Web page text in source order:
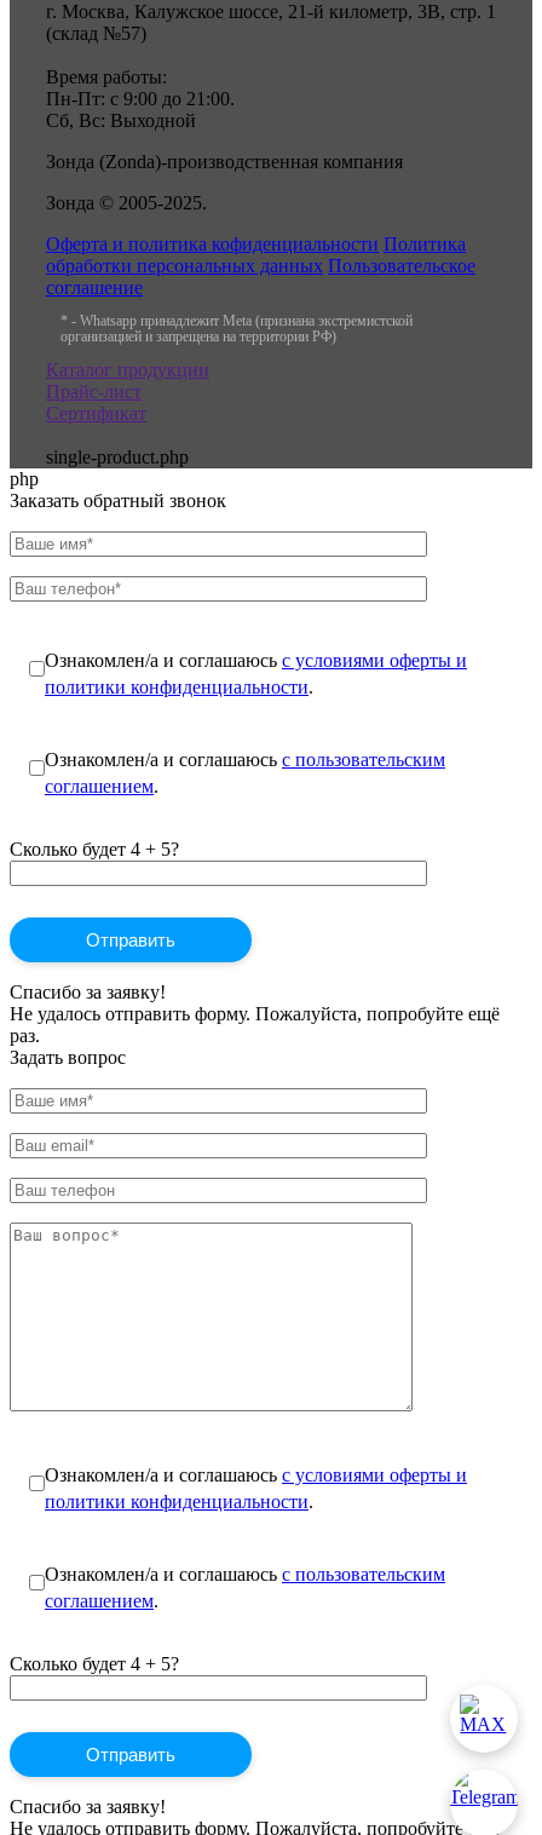
г. Москва, Калужское шоссе, 21-й километр, 3В, стр. 1
(склад №57)
Время работы:
Пн-Пт: с 9:00 до 21:00.
Сб, Вс: Выходной
Зонда (Zonda)-производственная компания
Зонда © 2005-2025.
Оферта и политика кофиденциальности Политика
обработки персональных данных Пользовательское
соглашение
* - Whatsapp принадлежит Meta (признана экстремистской
организацией и запрещена на территории РФ)
Каталог продукции
Прайс-лист
Сертификат
single-product.php
php
Заказать обратный звонок
Ознакомлен/а и соглашаюсь с условиями оферты и
политики конфиденциальности.
Ознакомлен/а и соглашаюсь с пользовательским
соглашением.
Сколько будет 4 + 5?
Спасибо за заявку!
Не удалось отправить форму. Пожалуйста, попробуйте ещё
раз.
Задать вопрос
Ознакомлен/а и соглашаюсь с условиями оферты и
политики конфиденциальности.
Ознакомлен/а и соглашаюсь с пользовательским
соглашением.
Сколько будет 4 + 5?
Спасибо за заявку!
Не удалось отправить форму. Пожалуйста, попробуйте ещё